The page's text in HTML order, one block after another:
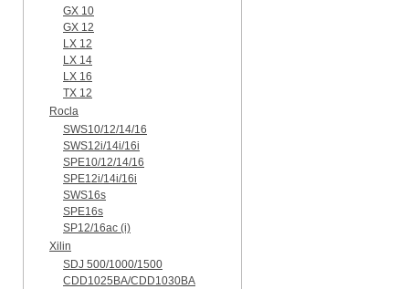
GX 10
GX 12
LX 12
LX 14
LX 16
TX 12
Rocla
SWS10/12/14/16
SWS12i/14i/16i
SPE10/12/14/16
SPE12i/14i/16i
SWS16s
SPE16s
SP12/16ac (i)
Xilin
SDJ 500/1000/1500
CDD1025BA/CDD1030BA